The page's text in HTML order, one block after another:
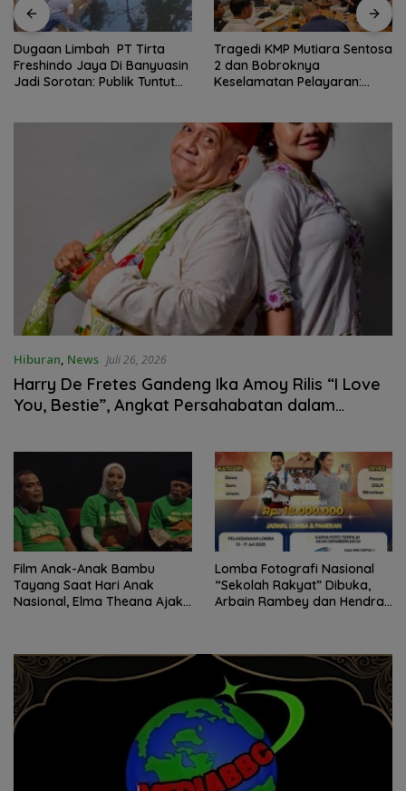
Tragedi KMP Mutiara Sentosa
2 dan Bobroknya
Keselamatan Pelayaran:
Diduga Cemari Sungai
Dawas dan Langgar Izin
Jetty PT BMP, Massa POSE RI
Tuntas
Hiburan, News Juli 26, 2026
Harry De Fretes Gandeng Ika Amoy Rilis “I Love
You, Bestie”, Angkat Persahabatan dalam
Film Anak-Anak Bambu
Tayang Saat Hari Anak
Nasional, Elma Theana Ajak
Lomba Fotografi Nasional
“Sekolah Rakyat” Dibuka,
Arbain Rambey dan Hendra